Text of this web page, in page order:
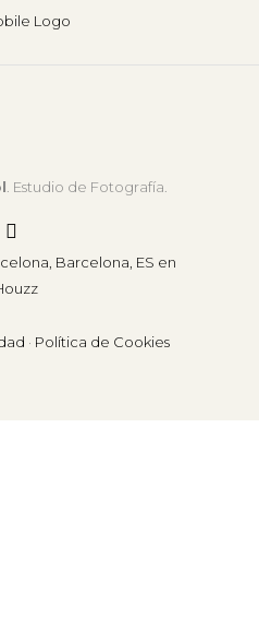
. Estudio de Fotografía.
· Política de Cookies